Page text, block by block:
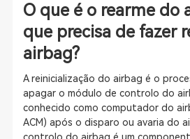
O que é o rearme do
que precisa de fazer
airbag?
A reinicialização do airbag é o
apagar o módulo de controlo do
conhecido como computador do
ACM) após o disparo ou avaria do